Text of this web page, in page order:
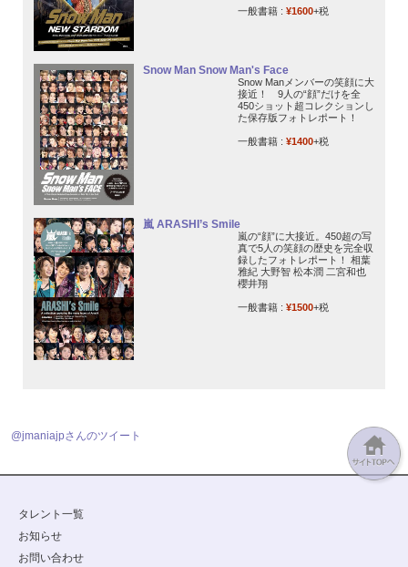
一般書籍 : ¥1600+税
Snow Man Snow Man's Face
Snow Manメンバーの笑顔に大
接近！ 9人の“顔”だけを全
450ショット超コレクションし
た保存版フォトレポート！
一般書籍 : ¥1400+税
嵐 ARASHI’s Smile
嵐の“顔”に大接近。450超の写
真で5人の笑顔の歴史を完全収
録したフォトレポート！ 相葉
雅紀 大野智 松本潤 二宮和也
櫻井翔
一般書籍 : ¥1500+税
@jmaniajpさんのツイート
タレント一覧
お知らせ
お問い合わせ